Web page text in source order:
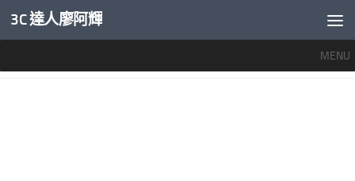
內文下方
3C 達人廖阿輝
MENU